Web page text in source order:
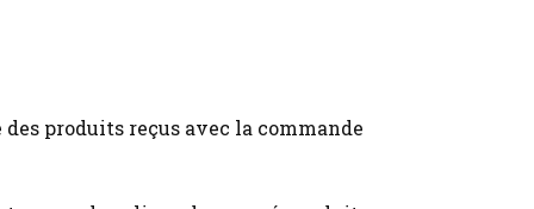
produits reçus avec la commande